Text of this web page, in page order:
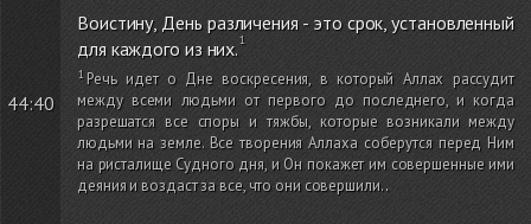
44:40
Воистину, День различения - это срок, установленный
для каждого из них.
Речь идет о Дне воскресения, в который Аллах рассудит
между всеми людьми от первого до последнего, и когда
разрешатся все споры и тяжбы, которые возникали между
людьми на земле. Все творения Аллаха соберутся перед Ним
на ристалище Судного дня, и Он покажет им совершенные ими
деяния и воздаст за все, что они совершили..